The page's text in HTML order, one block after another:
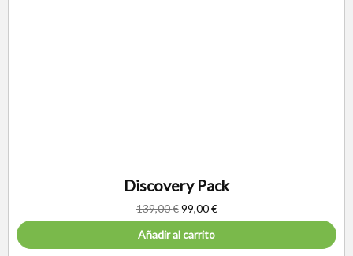
Discovery Pack
139,00€ 99,00€
Añadir al carrito